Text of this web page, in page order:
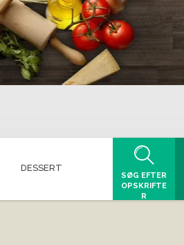
DESSERT
SØG EFTER
OPSKRIFTE
R